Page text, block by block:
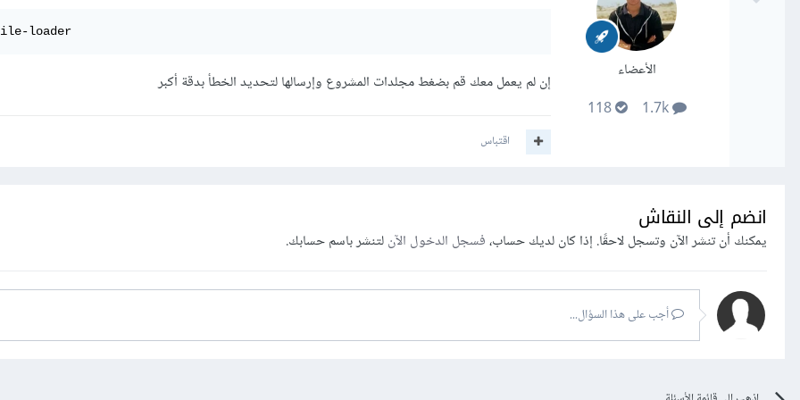
الأعضاء
1.7k
118
loader
إن لم يعمل معك قم بضغط مجلدات المشروع وإرسالها لتحديد الخطأ بدقة أكبر
اقتباس
انضم إلى النقاش
يمكنك أن تنشر الآن وتسجل لاحقًا. إذا كان لديك حساب،فسجل الدخول الآنلتنشر باسم حسابك.
أجب على هذا السؤال...